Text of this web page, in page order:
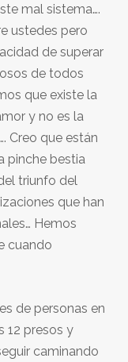
mal sistema….
ustedes pero
de superar
de todos
que existe la
y no es la
Creo que están
pinche bestia
triunfo del
que han
Hemos
cuando
de personas en
12 presos y
caminando